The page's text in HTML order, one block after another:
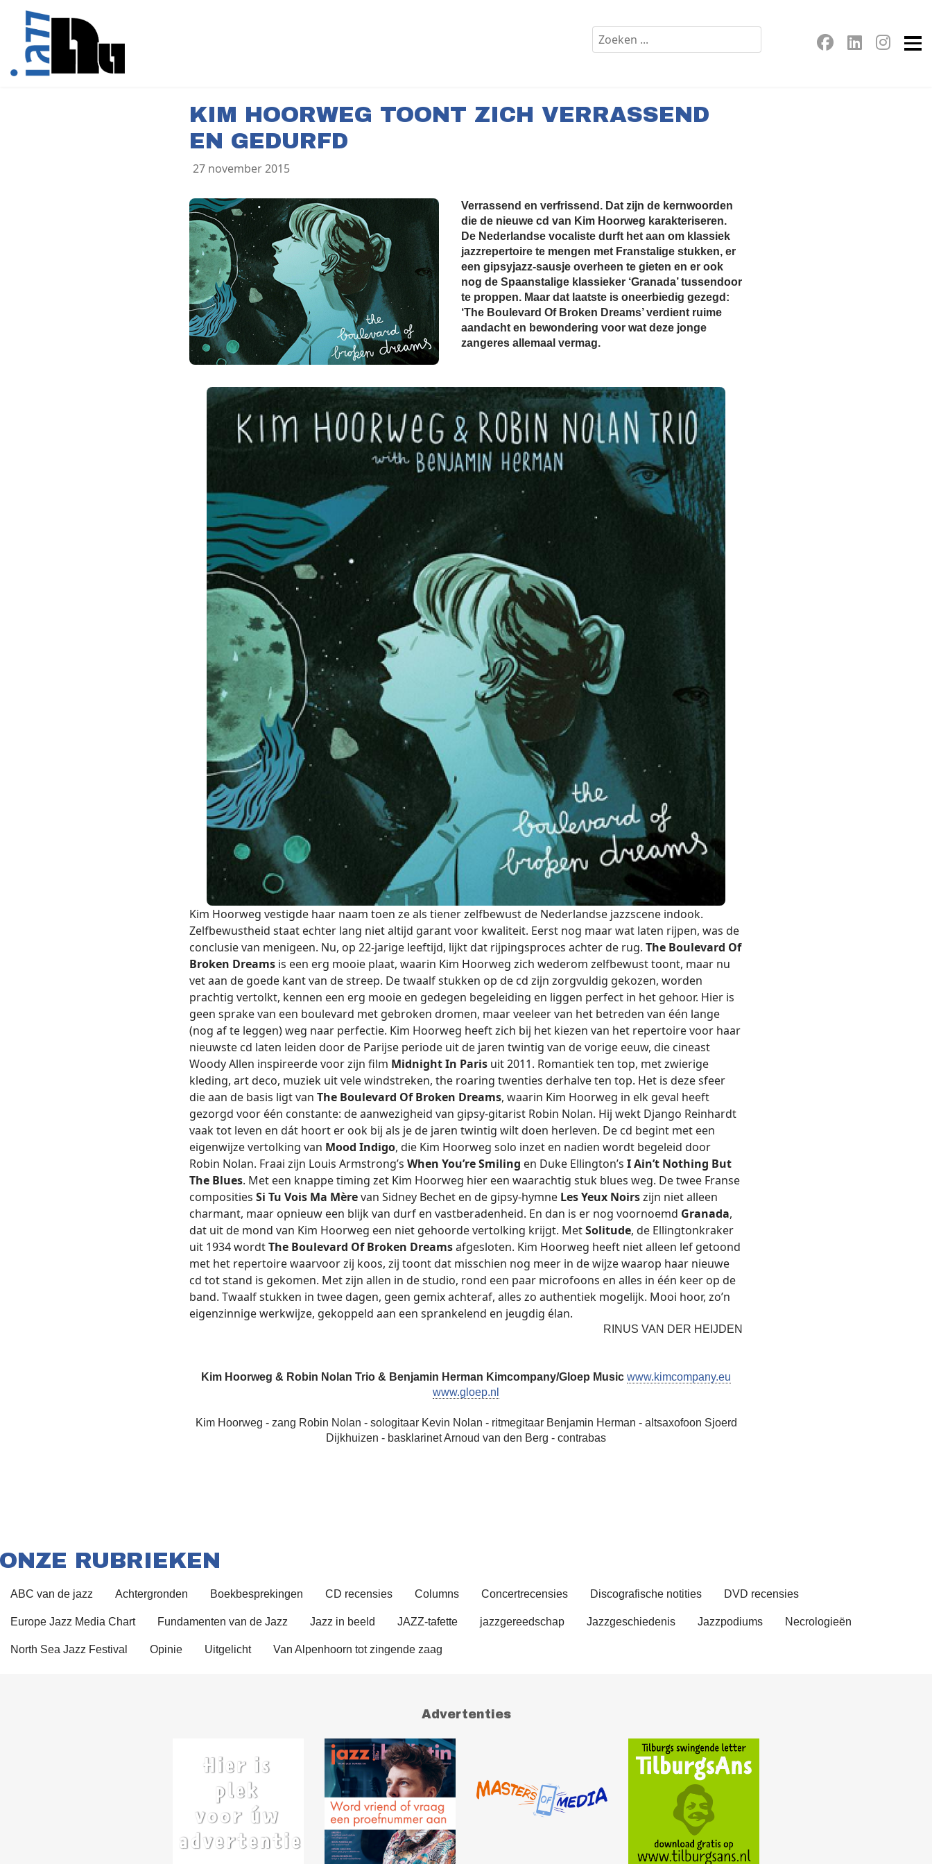
KIM HOORWEG TOONT ZICH VERRASSEND
EN GEDURFD
27 november 2015
Verrassend en verfrissend. Dat zijn de kernwoorden
die de nieuwe cd van Kim Hoorweg karakteriseren.
De Nederlandse vocaliste durft het aan om klassiek
jazzrepertoire te mengen met Franstalige stukken, er
een gipsyjazz-sausje overheen te gieten en er ook
nog de Spaanstalige klassieker ‘Granada’ tussendoor
te proppen. Maar dat laatste is oneerbiedig gezegd:
‘The Boulevard Of Broken Dreams’ verdient ruime
aandacht en bewondering voor wat deze jonge
zangeres allemaal vermag.
Kim Hoorweg vestigde haar naam toen ze als tiener zelfbewust de Nederlandse jazzscene indook.
Zelfbewustheid staat echter lang niet altijd garant voor kwaliteit. Eerst nog maar wat laten rijpen, was de
conclusie van menigeen. Nu, op 22-jarige leeftijd, lijkt dat rijpingsproces achter de rug. The Boulevard Of
Broken Dreams is een erg mooie plaat, waarin Kim Hoorweg zich wederom zelfbewust toont, maar nu
vet aan de goede kant van de streep. De twaalf stukken op de cd zijn zorgvuldig gekozen, worden
prachtig vertolkt, kennen een erg mooie en gedegen begeleiding en liggen perfect in het gehoor. Hier is
geen sprake van een boulevard met gebroken dromen, maar veeleer van het betreden van één lange
(nog af te leggen) weg naar perfectie. Kim Hoorweg heeft zich bij het kiezen van het repertoire voor haar
nieuwste cd laten leiden door de Parijse periode uit de jaren twintig van de vorige eeuw, die cineast
Woody Allen inspireerde voor zijn film Midnight In Paris uit 2011. Romantiek ten top, met zwierige
kleding, art deco, muziek uit vele windstreken, the roaring twenties derhalve ten top. Het is deze sfeer
die aan de basis ligt van The Boulevard Of Broken Dreams, waarin Kim Hoorweg in elk geval heeft
gezorgd voor één constante: de aanwezigheid van gipsy-gitarist Robin Nolan. Hij wekt Django Reinhardt
vaak tot leven en dát hoort er ook bij als je de jaren twintig wilt doen herleven. De cd begint met een
eigenwijze vertolking van Mood Indigo, die Kim Hoorweg solo inzet en nadien wordt begeleid door
Robin Nolan. Fraai zijn Louis Armstrong’s When You’re Smiling en Duke Ellington’s I Ain’t Nothing But
The Blues. Met een knappe timing zet Kim Hoorweg hier een waarachtig stuk blues weg. De twee Franse
composities Si Tu Vois Ma Mèrevan Sidney Bechet en de gipsy-hymne Les Yeux Noirszijn niet alleen
charmant, maar opnieuw een blijk van durf en vastberadenheid. En dan is er nog voornoemd Granada,
dat uit de mond van Kim Hoorweg een niet gehoorde vertolking krijgt. MetSolitude, de Ellingtonkraker
uit 1934 wordtThe Boulevard Of Broken Dreamsafgesloten. Kim Hoorweg heeft niet alleen lef getoond
met het repertoire waarvoor zij koos, zij toont dat misschien nog meer in de wijze waarop haar nieuwe
cd tot stand is gekomen. Met zijn allen in de studio, rond een paar microfoons en alles in één keer op de
band. Twaalf stukken in twee dagen, geen gemix achteraf, alles zo authentiek mogelijk. Mooi hoor, zo’n
eigenzinnige werkwijze, gekoppeld aan een sprankelend en jeugdig élan.
RINUS VAN DER HEIJDEN
Kim Hoorweg & Robin Nolan Trio & Benjamin Herman Kimcompany/Gloep Music www.kimcompany.eu
www.gloep.nl
Kim Hoorweg - zang Robin Nolan - sologitaar Kevin Nolan - ritmegitaar Benjamin Herman - altsaxofoon Sjoerd
Dijkhuizen - basklarinet Arnoud van den Berg - contrabas
ONZE RUBRIEKEN
ABC van de jazz Achtergronden Boekbesprekingen CD recensies Columns Concertrecensies Discografische notities DVD recensies
Europe Jazz Media Chart Fundamenten van de Jazz Jazz in beeld JAZZ-tafette jazzgereedschap Jazzgeschiedenis Jazzpodiums Necrologieën
North Sea Jazz Festival Opinie Uitgelicht Van Alpenhoorn tot zingende zaag
Advertenties